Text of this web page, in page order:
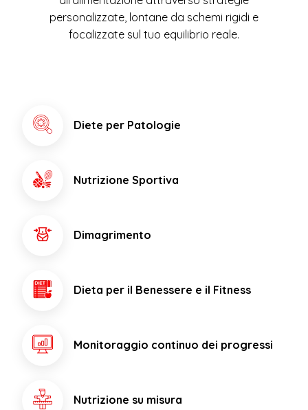
Diete per Patologie
Dimagrimento
Dieta per il Benessere e il Fitness
Monitoraggio continuo dei progressi
Nutrizione su misura
Prenota un Appuntamento